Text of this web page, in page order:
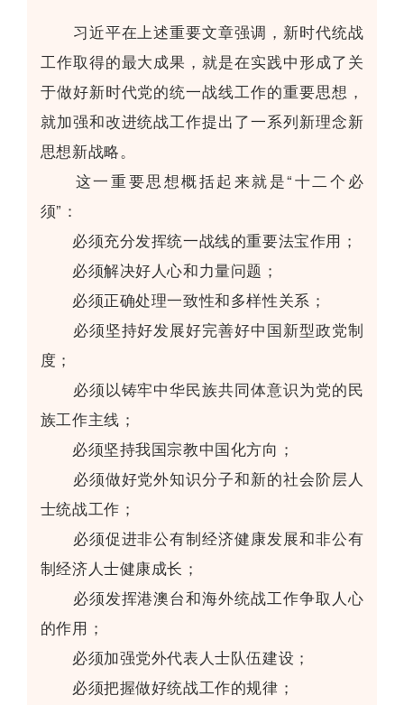
习近平在上述重要文章强调，新时代统战
工作取得的最大成果，就是在实践中形成了关
于做好新时代党的统一战线工作的重要思想，
就加强和改进统战工作提出了一系列新理念新
思想新战略。
这一重要思想概括起来就是“十二个必
须”：
必须充分发挥统一战线的重要法宝作用；
必须解决好人心和力量问题；
必须正确处理一致性和多样性关系；
必须坚持好发展好完善好中国新型政党制
度；
必须以铸牢中华民族共同体意识为党的民
族工作主线；
必须坚持我国宗教中国化方向；
必须做好党外知识分子和新的社会阶层人
士统战工作；
必须促进非公有制经济健康发展和非公有
制经济人士健康成长；
必须发挥港澳台和海外统战工作争取人心
的作用；
必须加强党外代表人士队伍建设；
必须把握做好统战工作的规律；